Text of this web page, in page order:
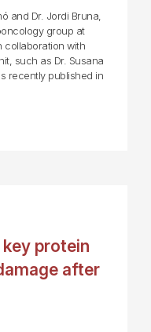
and Dr. Jordi Bruna,
group at
collaboration with
such as Dr. Susana
recently published in
protein
after